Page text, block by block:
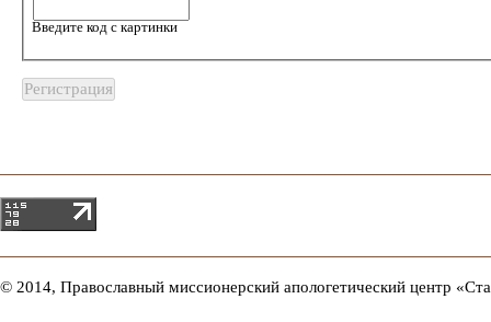
Введите код с картинки
© 2014, Православный миссионерский апологетический центр